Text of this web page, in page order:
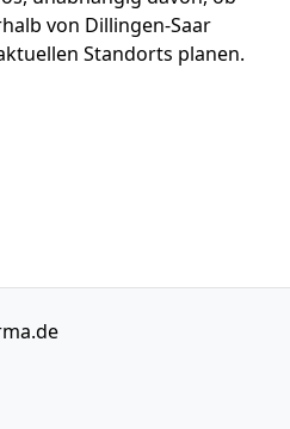
von Dillingen-Saar
Standorts planen.